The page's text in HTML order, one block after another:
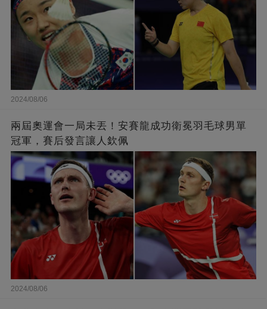
2024/08/06
兩屆奧運會一局未丟！安賽龍成功衛冕羽毛球男單
冠軍，賽后發言讓人欽佩
2024/08/06